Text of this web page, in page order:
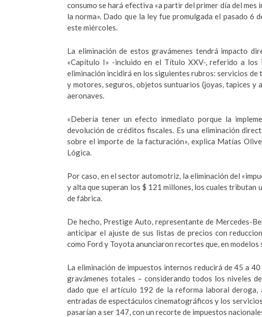
consumo se hará efectiva «a partir del primer día del
la norma». Dado que la ley fue promulgada el pasado 6
este miércoles.
La eliminación de estos gravámenes tendrá impacto
«Capítulo I» -incluido en el Título XXV-, referido a los
eliminación incidirá en los siguientes rubros: servicios
y motores, seguros, objetos suntuarios (joyas, tapices y
aeronaves.
«Debería tener un efecto inmediato porque la
devolución de créditos fiscales. Es una eliminación
sobre el importe de la facturación», explica Matías
Lógica.
Por caso, en el sector automotriz, la eliminación del
y alta que superan los $ 121 millones, los cuales tributan
de fábrica.
De hecho, Prestige Auto, representante de Mercedes-
anticipar el ajuste de sus listas de precios con
como Ford y Toyota anunciaron recortes que, en
La eliminación de impuestos internos reducirá de 45 a
gravámenes totales – considerando todos los niveles
dado que el artículo 192 de la reforma laboral
entradas de espectáculos cinematográficos y los
pasarían a ser 147, con un recorte de impuestos